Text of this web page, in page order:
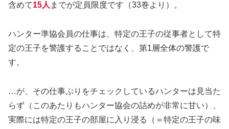
含めて15人 までが定員限度です（33巻より）。
ハンター準協会員の仕事は、特定の王子の従事者として特
定の王子を警護することではなく、第1層全体の警護で
す。
…が、その仕事ぶりをチェックしているハンターは見当た
らず（このあたりもハンター協会の詰めが非常に甘い）、
実際には特定の王子の部屋に入り浸る（＝特定の王子の味